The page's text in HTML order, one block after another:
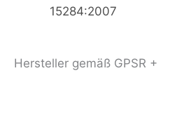
15284:2007
Hersteller gemäß GPSR +